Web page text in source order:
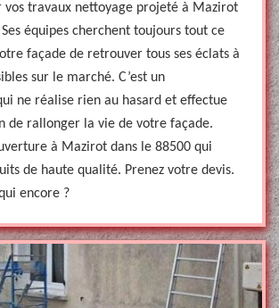
vos travaux nettoyage projeté à Mazirot
équipes cherchent toujours tout ce
façade de retrouver tous ses éclats à
sur le marché. C’est un
ne réalise rien au hasard et effectue
de rallonger la vie de votre façade.
à Mazirot dans le 88500 qui
de haute qualité. Prenez votre devis.
encore ?